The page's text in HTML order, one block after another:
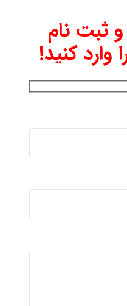
ثبت نام
وارد کنید!